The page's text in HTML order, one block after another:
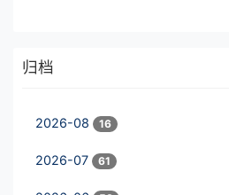
归档
2026-08 16
2026-07 61